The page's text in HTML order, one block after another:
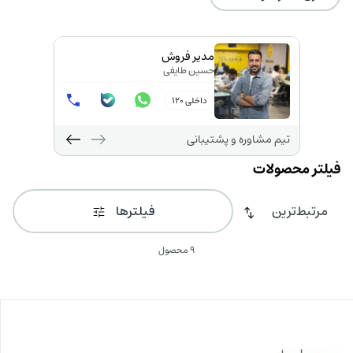
9 محصول
فیلترها
مدیر فروش
حسین طایفی
داخلی 120
تیم مشاوره و پشتیبانی